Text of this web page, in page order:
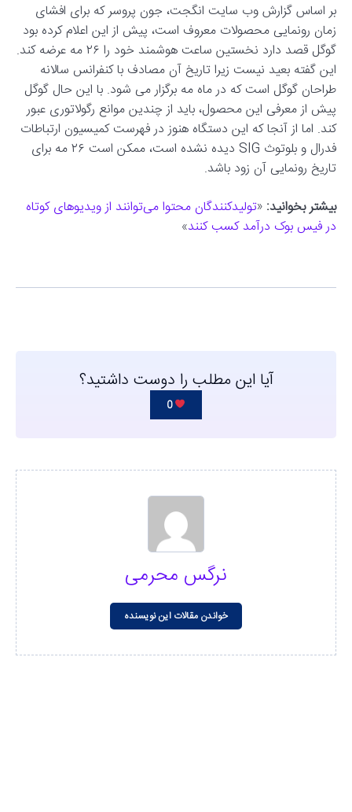
بر اساس گزارش وب سایت انگجت، جون پروسر که برای افشای
زمان رونمایی محصولات معروف است، پیش از این اعلام کرده بود
گوگل قصد دارد نخستین ساعت هوشمند خود را ۲۶ مه عرضه کند.
این گفته بعید نیست زیرا تاریخ آن مصادف با کنفرانس سالانه
طراحان گوگل است که در ماه مه برگزار می شود. با این حال گوگل
پیش از معرفی این محصول، باید از چندین موانع رگولاتوری عبور
کند. اما از آنجا که این دستگاه هنوز در فهرست کمیسیون ارتباطات
فدرال و بلوتوث SIG دیده نشده است، ممکن است ۲۶ مه برای
تاریخ رونمایی آن زود باشد.
بیشتر بخوانید: «تولیدکنندگان محتوا می‌توانند از ویدیوهای کوتاه
در فیس بوک درآمد کسب کنند»
آیا این مطلب را دوست داشتید؟
0
نرگس محرمی
خواندن مقالات این نویسنده